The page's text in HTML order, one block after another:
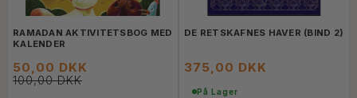
RAMADAN AKTIVITETSBOG MED
KALENDER
50,00 DKK
100,00 DKK
DE RETSKAFNES HAVER (BIND 2)
375,00 DKK
På Lager